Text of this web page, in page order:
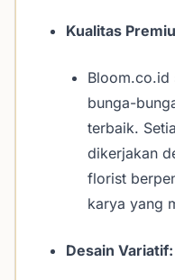
Kualitas
Bloom.co.id
bunga-
terbaik.
dikerjakan
florist
karya yang
Desain Variatif: